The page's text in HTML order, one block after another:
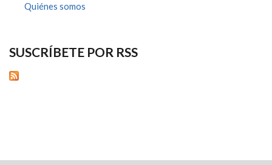
Quiénes somos
SUSCRÍBETE POR RSS